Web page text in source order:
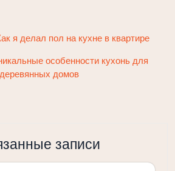
я делал пол на кухне в квартире
особенности кухонь для
деревянных домов
записи